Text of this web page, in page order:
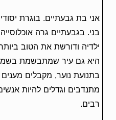
אני בת גבעתיים. בוגרת
בני. בגבעתיים גרה
ילדיה ודורשת את הטוב
היא גם עיר שמתבשמת
בתנועת נוער, מקבלים
מתנדבים וגדלים להיות
רבים.